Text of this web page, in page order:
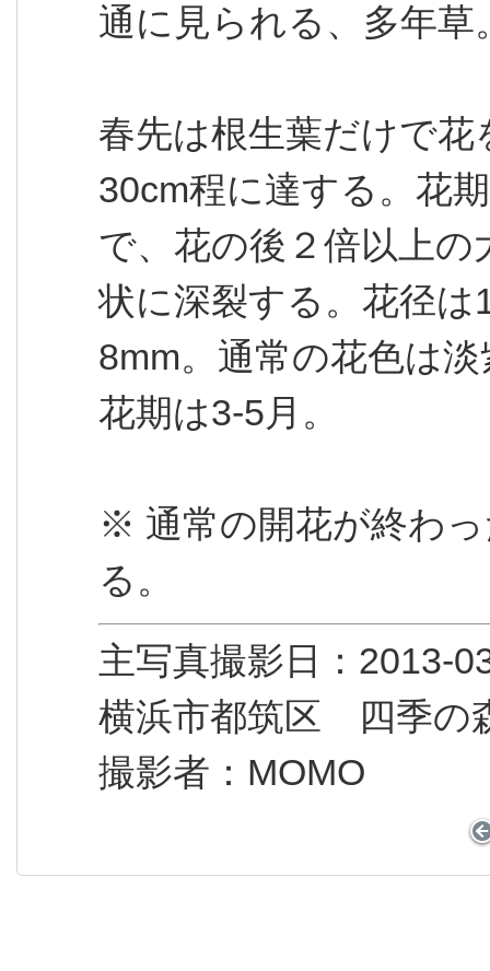
通に見られる、多年草
春先は根生葉だけで
30cm程に達する。花
で、花の後２倍以上
状に深裂する。花径は
8mm。通常の花色は
花期は3-5月。
※ 通常の開花が終わ
る。
主写真撮影日：
横浜市都筑区 四季の
撮影者：MOMO